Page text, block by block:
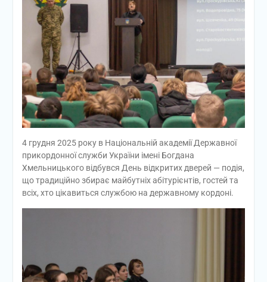
4 грудня 2025 року в Національній академії Державної
прикордонної служби України імені Богдана
Хмельницького відбувся День відкритих дверей — подія,
що традиційно збирає майбутніх абітурієнтів, гостей та
всіх, хто цікавиться службою на державному кордоні.